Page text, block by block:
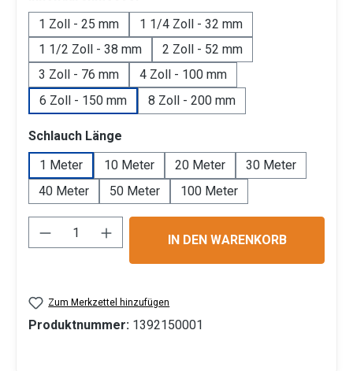
1 Zoll - 25 mm
1 1/4 Zoll - 32 mm
1 1/2 Zoll - 38 mm
2 Zoll - 52 mm
3 Zoll - 76 mm
4 Zoll - 100 mm
6 Zoll - 150 mm
8 Zoll - 200 mm
Schlauch Länge
1 Meter
10 Meter 20 Meter
30 Meter
40 Meter
50 Meter 100 Meter
Produkt Anzahl: Gib den gewünschten
IN DEN WARENKORB
Zum Merkzettel hinzufügen
Produktnummer: 1392150001